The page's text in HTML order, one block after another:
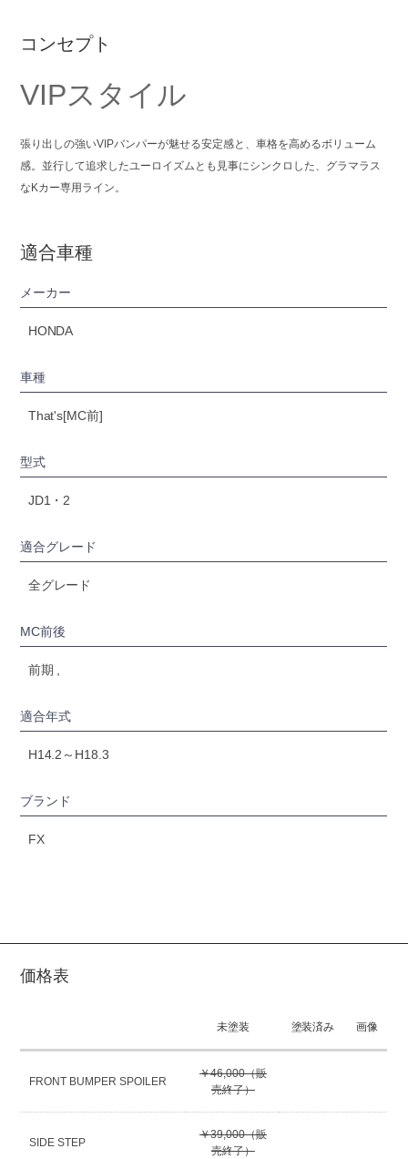
コンセプト
VIPスタイル
張り出しの強いVIPバンパーが魅せる安定感と、車格を高めるボリューム
感。並行して追求したユーロイズムとも見事にシンクロした、グラマラス
なKカー専用ライン。
適合車種
メーカー
HONDA
車種
That's[MC前]
型式
JD1・2
適合グレード
全グレード
MC前後
前期 ,
適合年式
H14.2～H18.3
ブランド
FX
価格表
未塗装 塗装済み 画像
FRONT BUMPER SPOILER
￥46,000（販
売終了）
SIDE STEP
￥39,000（販
売終了）